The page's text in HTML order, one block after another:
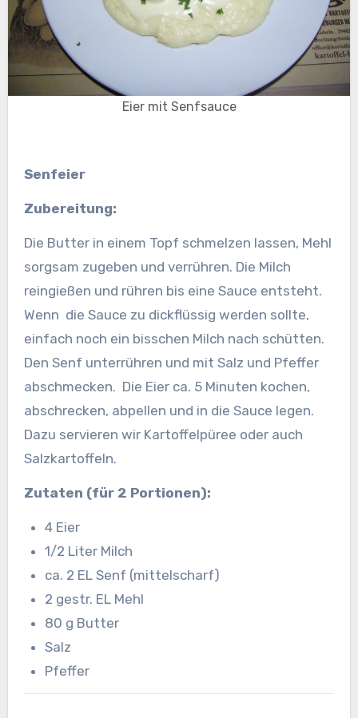
Eier mit Senfsauce
Senfeier
Zubereitung:
Die Butter in einem Topf schmelzen lassen, Mehl
sorgsam zugeben und verrühren. Die Milch
reingießen und rühren bis eine Sauce entsteht.
Wenn die Sauce zu dickflüssig werden sollte,
einfach noch ein bisschen Milch nach schütten.
Den Senf unterrühren und mit Salz und Pfeffer
abschmecken. Die Eier ca. 5 Minuten kochen,
abschrecken, abpellen und in die Sauce legen.
Dazu servieren wir Kartoffelpüree oder auch
Salzkartoffeln.
Zutaten (für 2 Portionen):
4 Eier
1/2 Liter Milch
ca. 2 EL Senf (mittelscharf)
2 gestr. EL Mehl
80 g Butter
Salz
Pfeffer